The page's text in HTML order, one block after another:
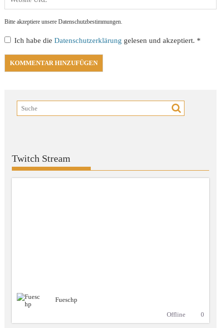
Bitte akzeptiere unsere Datenschutzbestimmungen.
Ich habe dieDatenschutzerklärung gelesen und akzeptiert. *
Twitch Stream
Fueschp
Offline
0